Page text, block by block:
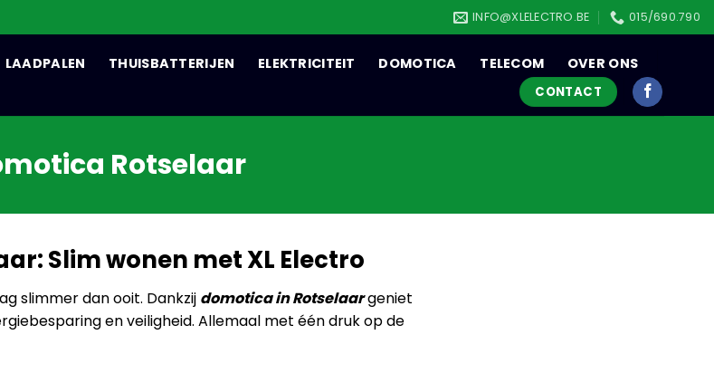
INFO@XLELECTRO.BE 015/690.790
LAADPALEN THUISBATTERIJEN ELEKTRICITEIT DOMOTICA TELECOM OVER ONS
CONTACT
Rotselaar
Slim wonen met XL Electro
slimmer dan ooit. Dankzij domotica in Rotselaargeniet
en veiligheid. Allemaal met één druk op de